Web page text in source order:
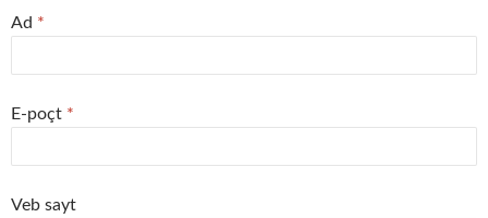
Ad *
E-poçt *
Veb sayt